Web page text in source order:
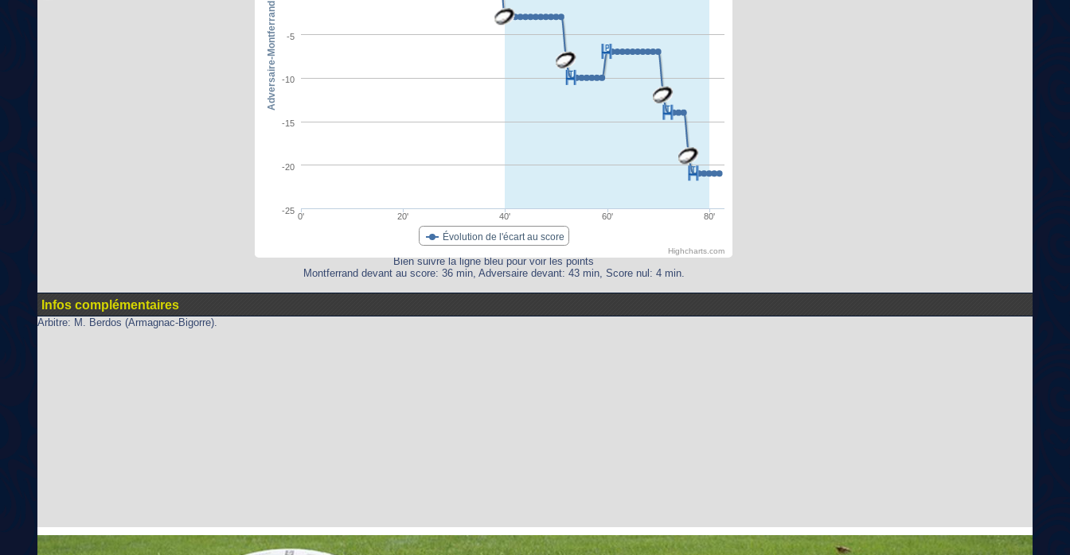
Évolution de l'écart au score
0' 20' 40' 60' 80'
-25
-20
-15
-10
-5
Adversaire-Montferrand
Highcharts.com
Bien suivre la ligne bleu pour voir les points
Montferrand devant au score: 36 min, Adversaire devant: 43 min, Score nul: 4 min.
Infos complémentaires
Arbitre: M. Berdos (Armagnac-Bigorre).